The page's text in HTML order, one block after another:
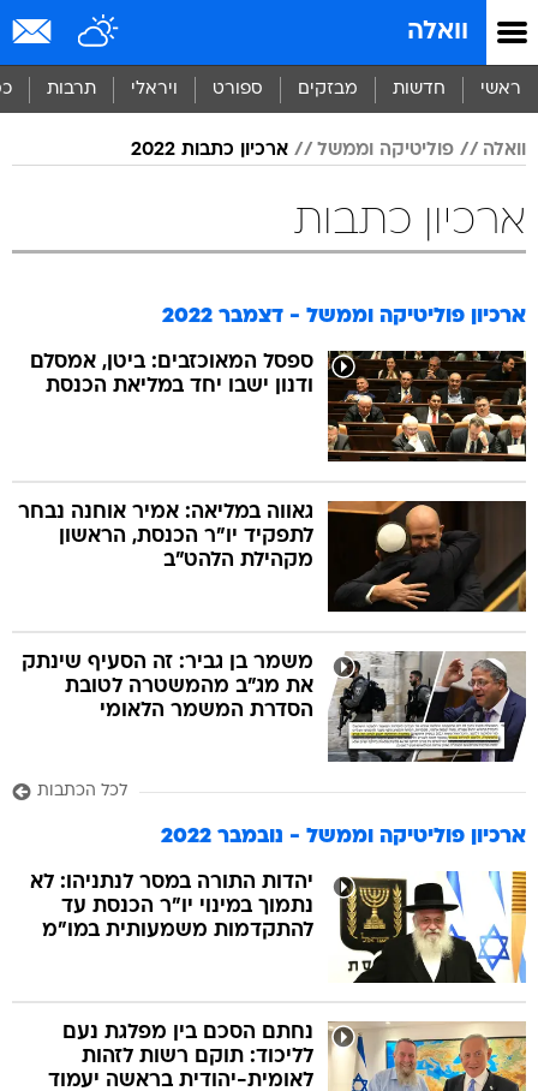
וואלה
ראשי חדשות מבזקים ספורט ויראלי תרבות
וואלה פוליטיקה וממשל ארכיון כתבות 2022
ארכיון כתבות
ארכיון פוליטיקה וממשל - דצמבר 2022
ספסל המאוכזבים: ביטן, אמסלם
ודנון ישבו יחד במליאת הכנסת
גאווה במליאה: אמיר אוחנה נבחר
לתפקיד יו"ר הכנסת, הראשון
מקהילת הלהט"ב
משמר בן גביר: זה הסעיף שינתק
את מג"ב מהמשטרה לטובת
הסדרת המשמר הלאומי
לכל הכתבות
ארכיון פוליטיקה וממשל - נובמבר 2022
יהדות התורה במסר לנתניהו: לא
נתמוך במינוי יו"ר הכנסת עד
להתקדמות משמעותית במו"מ
נחתם הסכם בין מפלגת נעם
לליכוד: תוקם רשות לזהות
לאומית-יהודית בראשה יעמוד